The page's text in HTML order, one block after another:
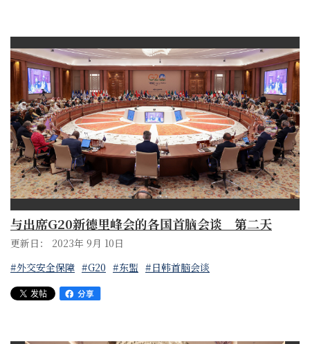
与出席G20新德里峰会的各国首脑会谈 第二天
更新日： 2023年 9月 10日
#外交安全保障 #G20 #东盟 #日韩首脑会谈